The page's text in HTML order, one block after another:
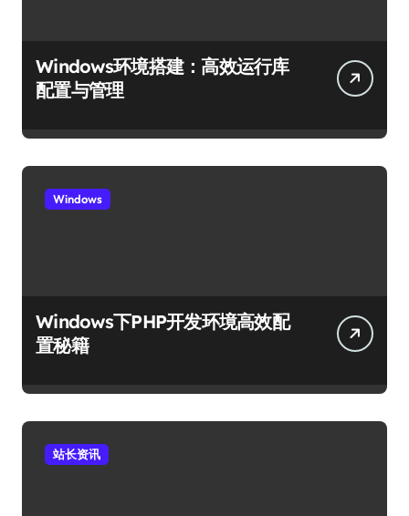
Windows环境搭建：高效运行库
配置与管理
Windows
Windows下PHP开发环境高效配
置秘籍
站长资讯